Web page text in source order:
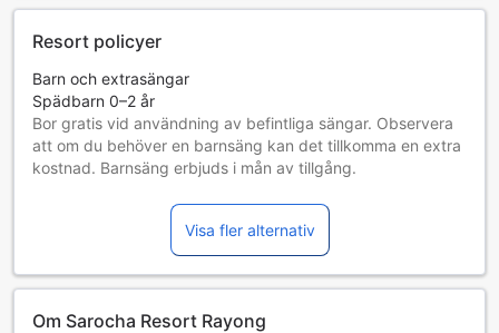
Resort policyer
Barn och extrasängar
Spädbarn 0–2 år
Bor gratis vid användning av befintliga sängar. Observera
att om du behöver en barnsäng kan det tillkomma en extra
kostnad. Barnsäng erbjuds i mån av tillgång.
Bor gratis om befintliga sängar används.
Gäster 7 år och äldre betraktas som vuxna
Tillgång av extrasängar beror på vilket rum du väljer. Var
god kontrollera rummets beläggning för mer information.
och tillägg gäller.
Visa fler alternativ
Om Sarocha Resort Rayong